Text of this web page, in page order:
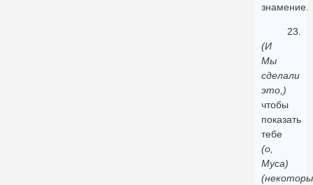
знамение.
23.
(И
Мы
сделали
это,)
чтобы
показать
тебе
(о,
Муса)